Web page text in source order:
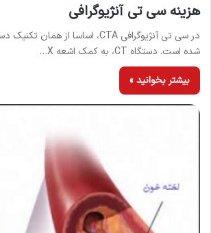
هزینه سی تی آنژیوگرافی
شده است. دستگاه CT، به کمک اشعه X…
بیشتر بخوانید »